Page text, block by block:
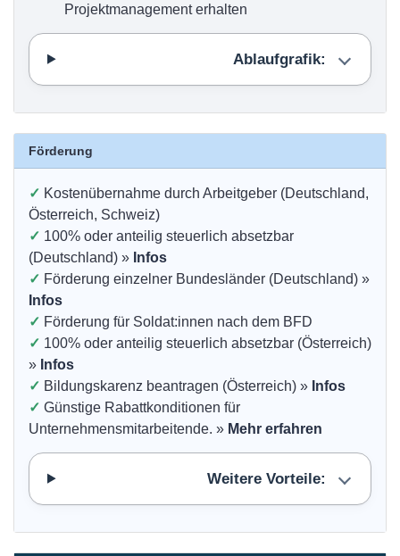
Projektmanagement erhalten
Ablaufgrafik:
Förderung
✓ Kostenübernahme durch Arbeitgeber (Deutschland,
Österreich, Schweiz)
✓ 100% oder anteilig steuerlich absetzbar
(Deutschland) » Infos
✓ Förderung einzelner Bundesländer (Deutschland) »
Infos
✓ Förderung für Soldat:innen nach dem BFD
✓ 100% oder anteilig steuerlich absetzbar (Österreich)
» Infos
✓ Bildungskarenz beantragen (Österreich) » Infos
✓ Günstige Rabattkonditionen für
Unternehmensmitarbeitende. » Mehr erfahren
Weitere Vorteile: